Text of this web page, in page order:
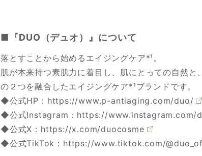
■『DUO（デュオ）』について
落とすことから始めるエイジングケア*¹。
肌が本来持つ素肌力に着目し、肌にとっての自然と
の２つを融合したエイジングケア*¹ブランドです。
◆公式HP： https://www.p-antiaging.com/duo/
◆公式Instagram： https://www.instagram.com/
◆公式X： https://x.com/duocosme
◆公式TikTok： https://www.tiktok.com/